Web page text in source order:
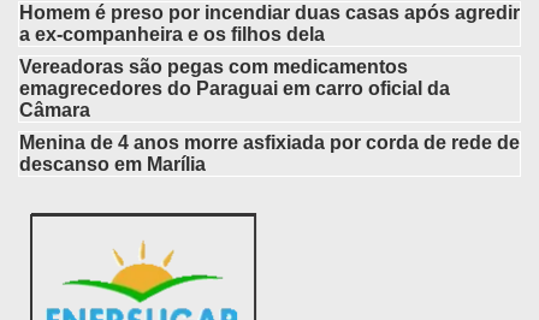
Homem é preso por incendiar duas casas após agredir
a ex-companheira e os filhos dela
Vereadoras são pegas com medicamentos
emagrecedores do Paraguai em carro oficial da
Câmara
Menina de 4 anos morre asfixiada por corda de rede de
descanso em Marília